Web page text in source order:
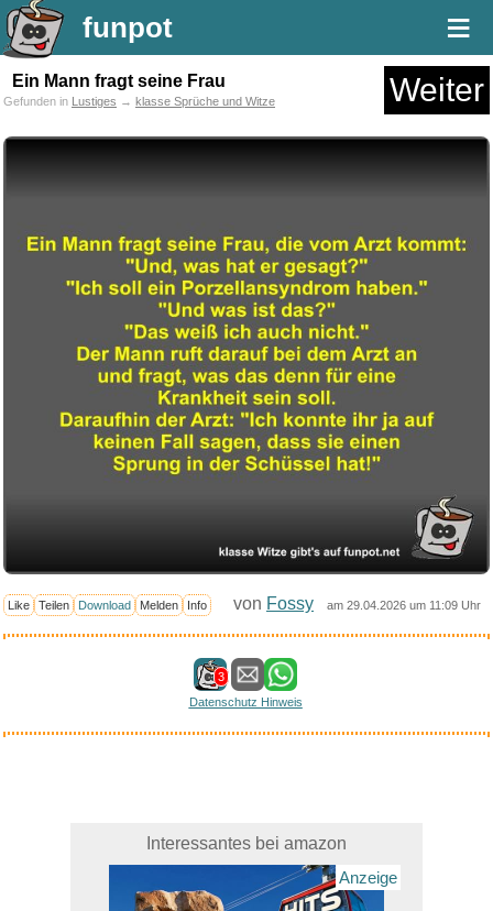
funpot ≡
Ein Mann fragt seine Frau Weiter
Gefunden in Lustiges → klasse Sprüche und Witze
Like Teilen Download Melden Info von Fossy am 29.04.2026 um 11:09 Uhr
3
Datenschutz Hinweis
Interessantes bei amazon
Anzeige